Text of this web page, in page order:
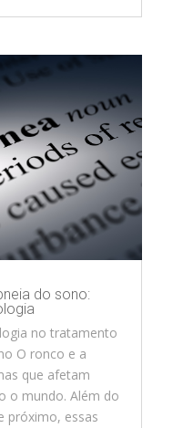
do sono:
no tratamento
O ronco e a
que afetam
o mundo. Além do
próximo, essas